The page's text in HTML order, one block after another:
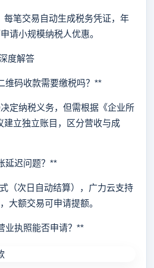
笔交易自动生成税务凭证，年
请小规模纳税人优惠。
度解答
码收款需要缴税吗？**
纳税义务，但需根据《企业所
建立独立账目，区分营收与成
迟问题？**
次日自动结算），广力云支持
大额交易可申请提额。
执照能否申请？**